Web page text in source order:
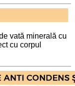
vată minerală cu
cu corpul